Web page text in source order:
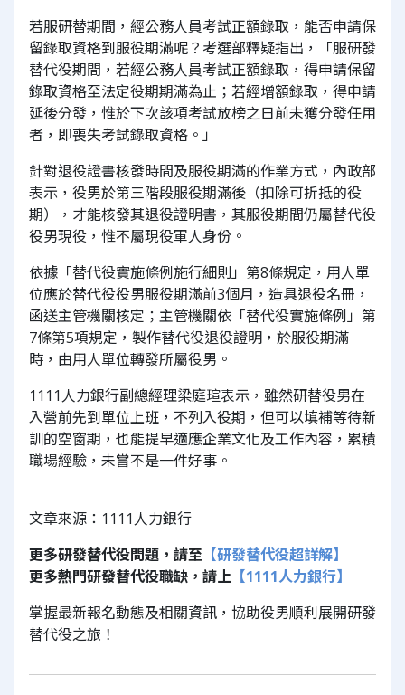
若服研替期間，經公務人員考試正額錄取，能否申請保
留錄取資格到服役期滿呢？考選部釋疑指出，「服研發
替代役期間，若經公務人員考試正額錄取，得申請保留
錄取資格至法定役期期滿為止；若經增額錄取，得申請
延後分發，惟於下次該項考試放榜之日前未獲分發任用
者，即喪失考試錄取資格。」
針對退役證書核發時間及服役期滿的作業方式，內政部
表示，役男於第三階段服役期滿後（扣除可折抵的役
期），才能核發其退役證明書，其服役期間仍屬替代役
役男現役，惟不屬現役軍人身份。
依據「替代役實施條例施行細則」第8條規定，用人單
位應於替代役役男服役期滿前3個月，造具退役名冊，
函送主管機關核定；主管機關依「替代役實施條例」第
7條第5項規定，製作替代役退役證明，於服役期滿
時，由用人單位轉發所屬役男。
1111人力銀行副總經理梁庭瑄表示，雖然研替役男在
入營前先到單位上班，不列入役期，但可以填補等待新
訓的空窗期，也能提早適應企業文化及工作內容，累積
職場經驗，未嘗不是一件好事。
文章來源：1111人力銀行
更多研發替代役問題，請至 【研發替代役超詳解】
更多熱門研發替代役職缺，請上 【1111人力銀行】
掌握最新報名動態及相關資訊，協助役男順利展開研發
替代役之旅！